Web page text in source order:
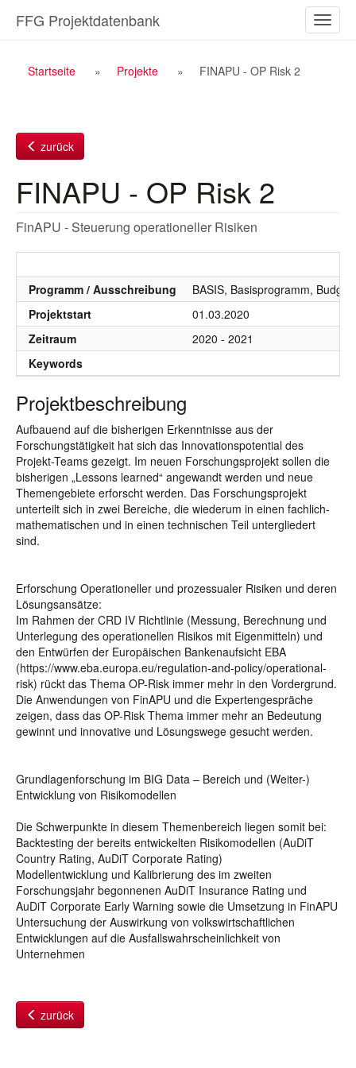
Inhalt
ein-/
FFG Projektdatenbank
Breadcrumb
Startseite Projekte FINAPU - OP Risk 2
zurück
FINAPU - OP Risk 2
FinAPU - Steuerung operationeller Risiken
Programm / Ausschreibung
BASIS, Basisprogramm,
Projektstart
01.03.2020
Zeitraum
2020 - 2021
Keywords
Projektbeschreibung
Aufbauend auf die bisherigen Erkenntnisse aus der
Forschungstätigkeit hat sich das Innovationspotential des
Projekt-Teams gezeigt. Im neuen Forschungsprojekt sollen die
bisherigen „Lessons learned“ angewandt werden und neue
Themengebiete erforscht werden. Das Forschungsprojekt
unterteilt sich in zwei Bereiche, die wiederum in einen fachlich-
mathematischen und in einen technischen Teil untergliedert
sind.
Erforschung Operationeller und prozessualer Risiken und deren
Lösungsansätze:
Im Rahmen der CRD IV Richtlinie (Messung, Berechnung und
Unterlegung des operationellen Risikos mit Eigenmitteln) und
den Entwürfen der Europäischen Bankenaufsicht EBA
(https://www.eba.europa.eu/regulation-and-policy/operational-
risk) rückt das Thema OP-Risk immer mehr in den Vordergrund.
Die Anwendungen von FinAPU und die Expertengespräche
zeigen, dass das OP-Risk Thema immer mehr an Bedeutung
gewinnt und innovative und Lösungswege gesucht werden.
Grundlagenforschung im BIG Data – Bereich und (Weiter-)
Entwicklung von Risikomodellen
Die Schwerpunkte in diesem Themenbereich liegen somit bei:
Backtesting der bereits entwickelten Risikomodellen (AuDiT
Country Rating, AuDiT Corporate Rating)
Modellentwicklung und Kalibrierung des im zweiten
Forschungsjahr begonnenen AuDiT Insurance Rating und
AuDiT Corporate Early Warning sowie die Umsetzung in FinAPU
Untersuchung der Auswirkung von volkswirtschaftlichen
Entwicklungen auf die Ausfallswahrscheinlichkeit von
Unternehmen
zurück